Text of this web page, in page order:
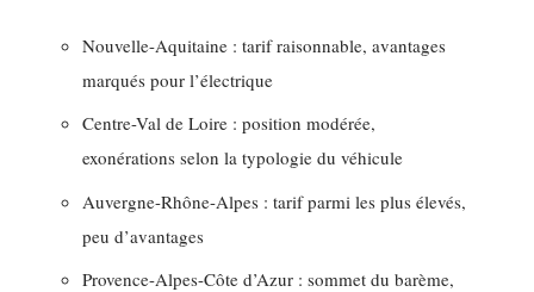
Nouvelle-Aquitaine : tarif raisonnable, avantages
marqués pour l’électrique
Centre-Val de Loire : position modérée,
exonérations selon la typologie du véhicule
Auvergne-Rhône-Alpes : tarif parmi les plus élevés,
peu d’avantages
Provence-Alpes-Côte d’Azur : sommet du barème,